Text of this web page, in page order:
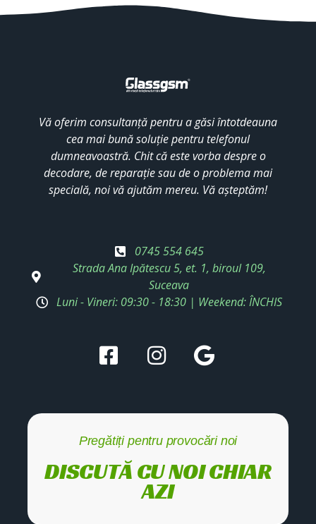
Vă oferim consultanță pentru a găsi întotdeauna
cea mai bună soluție pentru telefonul
dumneavoastră. Chit că este vorba despre o
decodare, de reparație sau de o problema mai
specială, noi vă ajutăm mereu. Vă așteptăm!
0745 554 645
Strada Ana Ipătescu 5, et. 1, biroul 109,
Suceava
Luni - Vineri: 09:30 - 18:30 | Weekend: ÎNCHIS
Pregătiți pentru provocări noi
DISCUTĂ CU NOI CHIAR
AZI